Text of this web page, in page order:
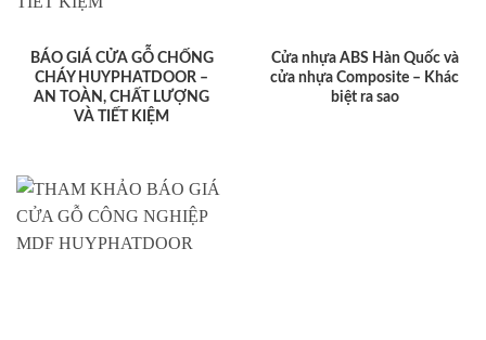
BÁO GIÁ CỬA GỖ CHỐNG
CHÁY HUYPHATDOOR –
AN TOÀN, CHẤT LƯỢNG
VÀ TIẾT KIỆM
Cửa nhựa ABS Hàn Quốc và
cửa nhựa Composite – Khác
biệt ra sao